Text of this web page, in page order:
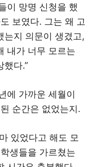
이 망명 신청을 했
보였다. 그는 왜 고
는지 의문이 생겼고,
내가 너무 모르는
했다.”
에 가까운 세월이
순간은 없었는지.
있었다고 해도 모
생들을 가르쳤는